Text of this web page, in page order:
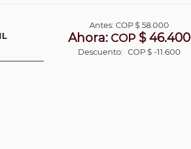
Antes: COP$ 58.000
Ahora: COP$ 46.400
Descuento: COP $ -11.600